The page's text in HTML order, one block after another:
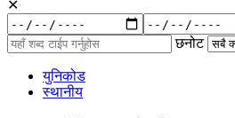
✕
अनुसार:
छनोट
युनिकोड
स्थानीय